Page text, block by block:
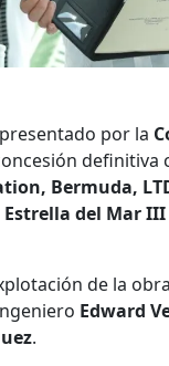
por la
definitiva
Bermuda, LTD
Estrella del Mar III
de la
Edward
.